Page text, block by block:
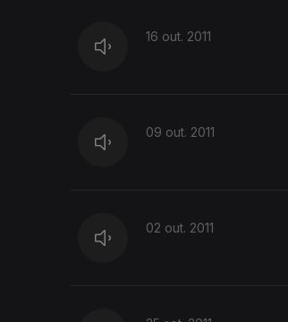
16 out. 2011
09 out. 2011
02 out. 2011